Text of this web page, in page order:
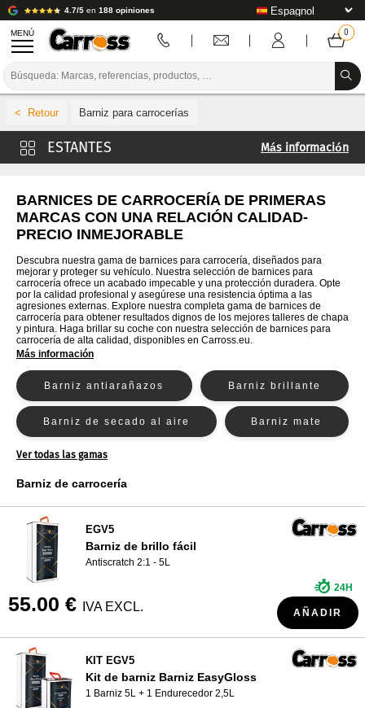
4.7/5 en 188 opiniones
MENÚ
PREPARACIÓN / PINTURA / ACABADO
CONSUMIBLES DE CARROCERÍA
HERRAMIENTAS DE CARROCERÍA
EQUIPAMIENTO PARA TALLERES DE CARROCERÍA
CÓDIGO DE COLORES
MARCAS
INSTALACIÓN DE LABORATORIO
TUTORIALES Y CONSEJOS
¿QUIÉNES SOMOS?
Barniz para carrocerías
Barniz 4CR
Barniz De Beer
Barniz Glasurit
Barniz Lechler
Barniz Lesonal
Barniz MaxMeyer
Barniz Nexa Autocolor
Barniz PPG
Barniz R-M
Barniz Sikkens
Barniz Spies Hecker
Barniz Standox
Más información
BARNICES DE CARROCERÍA DE PRIMERAS
MARCAS CON UNA RELACIÓN CALIDAD-
PRECIO INMEJORABLE
Descubra nuestra gama de barnices para carrocería, diseñados para
mejorar y proteger su vehículo. Nuestra selección de barnices para
carrocería ofrece un acabado impecable y una protección duradera. Opte
por la calidad profesional y asegúrese una resistencia óptima a las
agresiones externas. Explore nuestra completa gama de barnices de
carrocería para obtener resultados dignos de los mejores talleres de chapa
y pintura. Haga brillar su coche con nuestra selección de barnices para
carrocería de alta calidad, disponibles en Carross.eu.
Más información
Barniz antiarañazos Barniz brillante
Barniz de secado al aire Barniz mate
Ver todas las gamas
Barniz de carrocería
EGV5
Barniz de brillo fácil
Antiscratch 2:1 - 5L
55.00 € IVA EXCL.
24H
AÑADIR
KIT EGV5
Kit de barniz Barniz EasyGloss
1 Barniz 5L + 1 Endurecedor 2,5L